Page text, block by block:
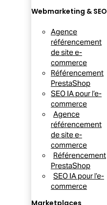
Webmarketing & SEO
Agence
référencement
de site e-
commerce
Référencement
PrestaShop
SEO IA pour l’e-
commerce
Agence
référencement
de site e-
commerce
Référencement
PrestaShop
SEO IA pour l’e-
commerce